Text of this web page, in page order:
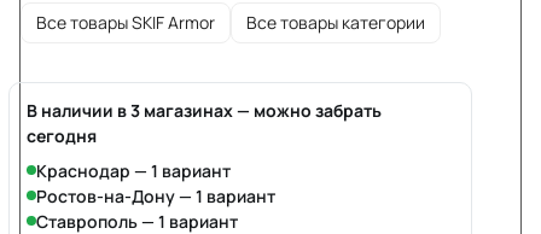
Все товары SKIF Armor Все товары категории
В наличии в 3 магазинах — можно забрать
сегодня
Краснодар — 1 вариант
Ростов-на-Дону — 1 вариант
Ставрополь — 1 вариант